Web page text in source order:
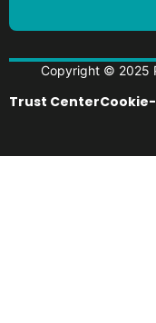
Copyright © 2025
Trust Center